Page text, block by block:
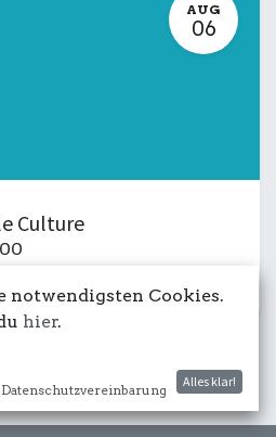
AUG
06
Culture
Cookies.
hier.
Datenschutzvereinbarung
Alles klar!